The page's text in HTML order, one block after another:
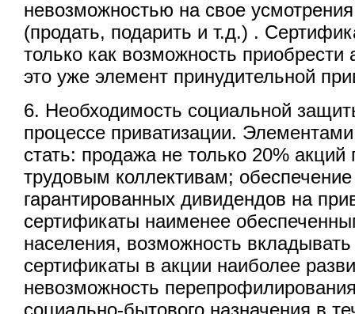
невозможностью на свое
(продать, подарить и т.д.) .
только как возможность приобрести
это уже элемент принудительной
6. Необходимость социальной
процессе приватизации.
стать: продажа не только 20% акций
трудовым коллективам; обеспечение
гарантированных дивидендов на
сертификаты наименее
населения, возможность
сертификаты в акции наиболее
невозможность
социально-бытового назначения в